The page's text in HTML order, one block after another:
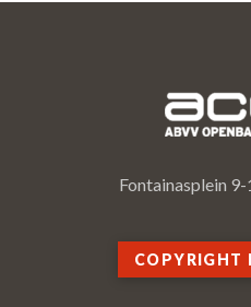
Fontainasplein
COPYRIGHT